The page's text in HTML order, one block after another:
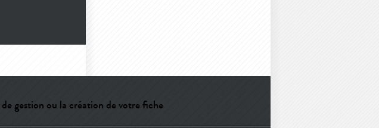
gestion ou la création de votre fiche